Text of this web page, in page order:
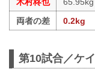
両者の差
0.2kg
第10試合／ケ